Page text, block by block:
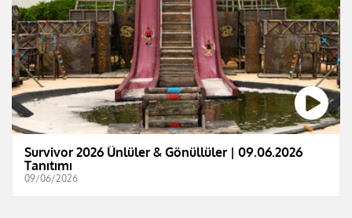
Survivor 2026 Ünlüler & Gönüllüler | 09.06.2026
Tanıtımı
09/06/2026